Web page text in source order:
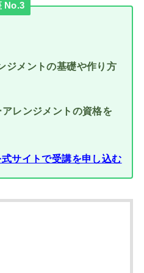
No.3
ジメントの基礎や作り方
レンジメントの資格を
サイトで受講を申し込む